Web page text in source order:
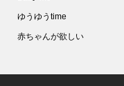
ゆうゆうtime
赤ちゃんが欲しい